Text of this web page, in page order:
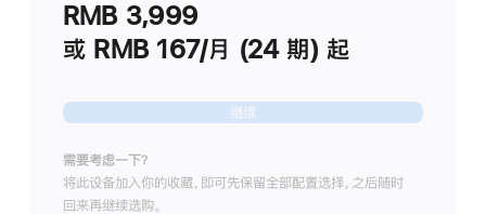
RMB 3,999
或 RMB 167/月 (24 期) 起
继续
需要考虑一下？
将此设备加入你的收藏，即可先保留全部配置选择，之后随时
回来再继续选购。